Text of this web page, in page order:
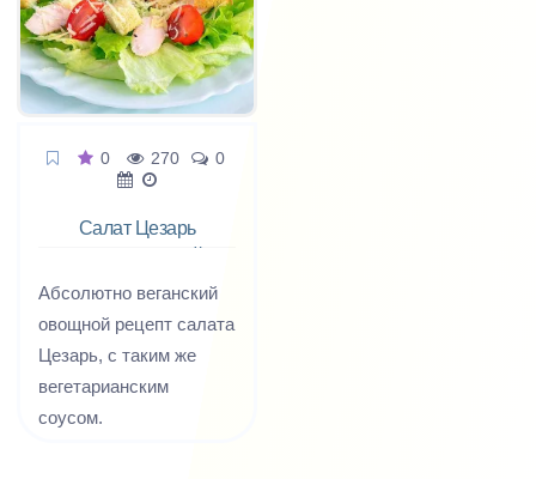
съедается. Без
майонеза.
0 270 0
Салат Цезарь
Абсолютно веганский
овощной рецепт салата
Цезарь, с таким же
вегетарианским
соусом.